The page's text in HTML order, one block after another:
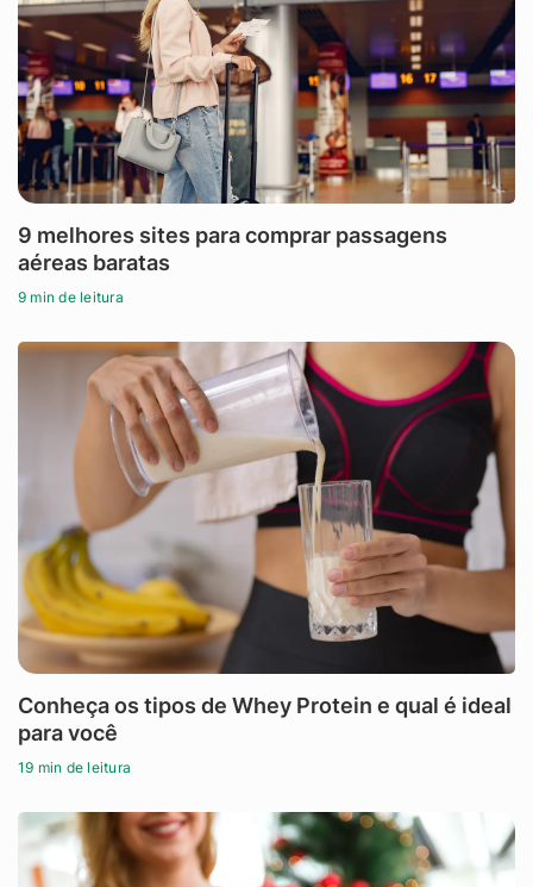
9 melhores sites para comprar passagens
aéreas baratas
9 min de leitura
Conheça os tipos de Whey Protein e qual é ideal
para você
19 min de leitura